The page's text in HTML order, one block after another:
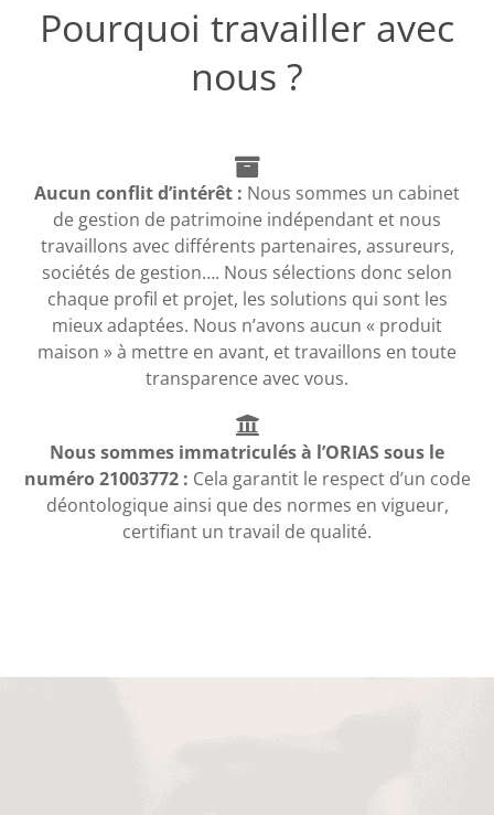
Pourquoi travailler avec
nous ?
Aucun conflit d’intérêt : Nous sommes un cabinet
de gestion de patrimoine indépendant et nous
travaillons avec différents partenaires, assureurs,
sociétés de gestion…. Nous sélections donc selon
chaque profil et projet, les solutions qui sont les
mieux adaptées. Nous n’avons aucun « produit
maison » à mettre en avant, et travaillons en toute
transparence avec vous.
Nous sommes immatriculés à l’ORIAS sous le
numéro 21003772 : Cela garantit le respect d’un code
déontologique ainsi que des normes en vigueur,
certifiant un travail de qualité.